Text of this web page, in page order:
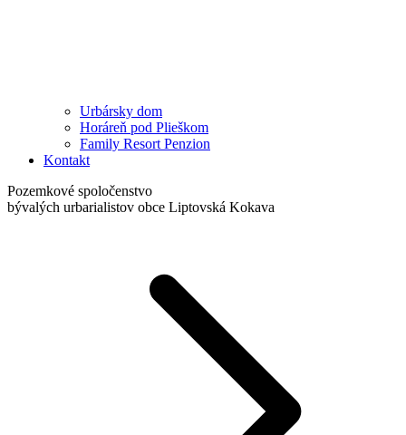
Urbársky dom
Horáreň pod Plieškom
Family Resort Penzion
Kontakt
Pozemkové spoločenstvo
bývalých urbarialistov obce Liptovská Kokava